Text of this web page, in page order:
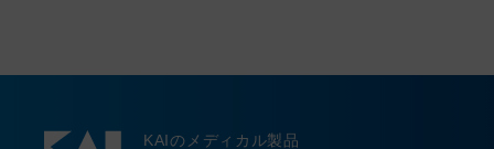
KAIのメディカル製品